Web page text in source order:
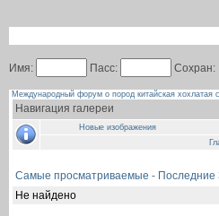
Имя: Пасс: Сохран:
Международный форум о пород китайская хохлатая
Навигация галереи
Новые изображения
Самые просматриваемые - Последние
Не найдено